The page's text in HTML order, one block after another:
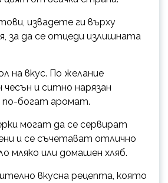
извадете ги върху
за да се отцеди излишната
на вкус. По желание
чесън и ситно нарязан
по-богат аромат.
могат да се сервират
и се съчетават отлично
мляко или домашен хляб.
вкусна рецепта, която